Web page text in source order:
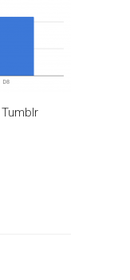
Tumblr